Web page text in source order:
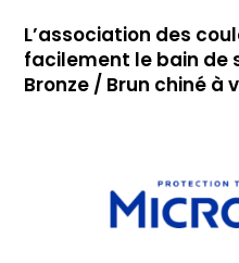
L’association des
facilement le bain de
Bronze / Brun chiné à